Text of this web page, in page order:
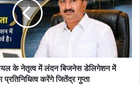
के नेतृत्व में लंदन बिजनेस डेलिगेशन में
प्रतिनिधित्व करेंगे जितेंद्र गुप्ता